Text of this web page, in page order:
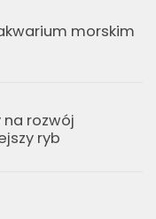
morskim
rozwój
ryb